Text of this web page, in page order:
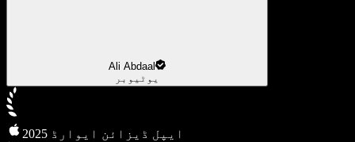
Ali Abdaal
یوٹیوبر
2025 ایپل ڈیزائن ایوارڈ